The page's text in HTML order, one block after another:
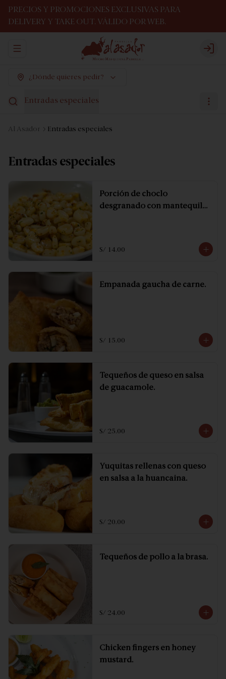
PRECIOS Y PROMOCIONES EXCLUSIVAS PARA
DELIVERY Y TAKE OUT. VÁLIDO POR WEB.
Abrir menu de navegación
¿Dónde quieres pedir?
Entradas especiales
Al Asador Entradas especiales
Entradas especiales
Porción de choclo
desgranado con mantequilla
S/ 14.00
Empanada gaucha de carne.
S/ 15.00
Tequeños de queso en salsa
de guacamole.
S/ 25.00
Yuquitas rellenas con queso
en salsa a la huancaina.
S/ 20.00
Tequeños de pollo a la brasa.
S/ 24.00
Chicken fingers en honey
mustard.